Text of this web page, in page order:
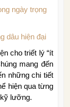
ngày trọng
dâu hiện đại
cho triết lý “ít
mang đến
những chi tiết
hiện qua từng
lưỡng.